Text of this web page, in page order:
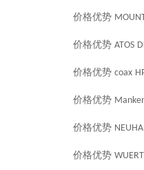
价格优势
价格优势 ATOS
价格优势 coax
价格优势
价格优势
价格优势